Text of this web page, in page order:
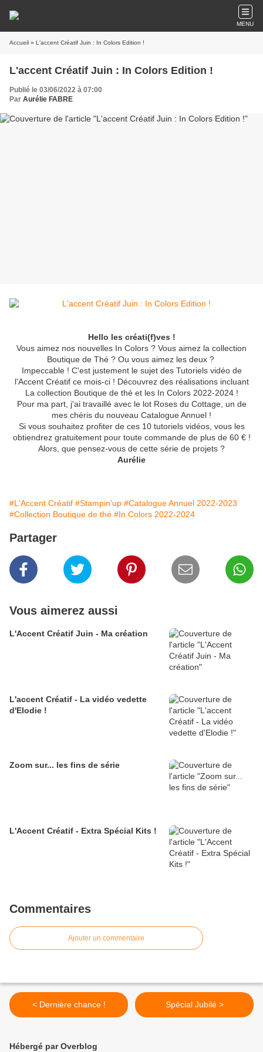
MENU
Accueil » L'accent Créatif Juin : In Colors Edition !
L'accent Créatif Juin : In Colors Edition !
Publié le 03/06/2022 à 07:00
Par Aurélie FABRE
Hello les créati(f)ves !
Vous aimez nos nouvelles In Colors ? Vous aimez la collection
Boutique de Thé ? Ou vous aimez les deux ?
Impeccable ! C'est justement le sujet des Tutoriels vidéo de
l'Accent Créatif ce mois-ci ! Découvrez des réalisations incluant
La collection Boutique de thé et les In Colors 2022-2024 !
Pour ma part, j'ai travaillé avec le lot Roses du Cottage, un de
mes chéris du nouveau Catalogue Annuel !
Si vous souhaitez profiter de ces 10 tutoriels vidéos, vous les
obtiendrez gratuitement pour toute commande de plus de 60 € !
Alors, que pensez-vous de cette série de projets ?
Aurélie
#L'Accent Créatif #Stampin'up #Catalogue Annuel 2022-2023
#Collection Boutique de thé #In Colors 2022-2024
Partager
Vous aimerez aussi
L'Accent Créatif Juin - Ma création
L'accent Créatif - La vidéo vedette
d'Elodie !
Zoom sur... les fins de série
L'Accent Créatif - Extra Spécial Kits !
Commentaires
Ajouter un commentaire
< Dernière chance ! Spécial Jubilé >
Hébergé par Overblog